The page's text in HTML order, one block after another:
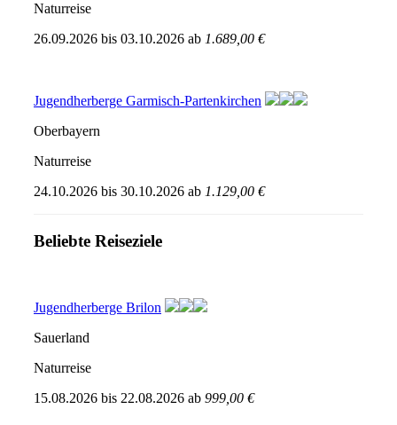
Naturreise
26.09.2026 bis 03.10.2026 ab 1.689,00 €
Jugendherberge Garmisch-Partenkirchen
Oberbayern
Naturreise
24.10.2026 bis 30.10.2026 ab 1.129,00 €
Beliebte Reiseziele
Jugendherberge Brilon
Sauerland
Naturreise
15.08.2026 bis 22.08.2026 ab 999,00 €